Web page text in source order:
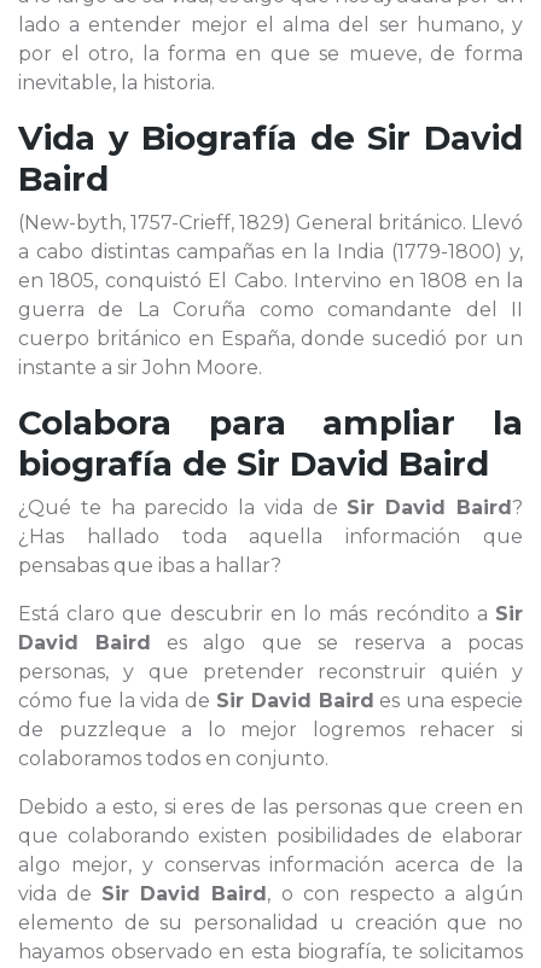
lado a entender mejor el alma del ser humano, y
por el otro, la forma en que se mueve, de forma
inevitable, la historia.
Vida y Biografía deSir David
Baird
(New-byth, 1757-Crieff, 1829) General británico. Llevó
a cabo distintas campañas en la India (1779-1800) y,
en 1805, conquistó El Cabo. Intervino en 1808 en la
guerra de La Coruña como comandante del II
cuerpo británico en España, donde sucedió por un
instante a sir John Moore.
Colabora para ampliar la
biografía de Sir David Baird
¿Qué te ha parecido la vida de Sir David Baird?
¿Has hallado toda aquella información que
pensabas que ibas a hallar?
Está claro que descubrir en lo más recóndito a Sir
David Baird es algo que se reserva a pocas
personas, y que pretender reconstruir quién y
cómo fue la vida de Sir David Baird es una especie
de puzzleque a lo mejor logremos rehacer si
colaboramos todos en conjunto.
Debido a esto, si eres de las personas que creen en
que colaborando existen posibilidades de elaborar
algo mejor, y conservas información acerca de la
vida de Sir David Baird, o con respecto a algún
elemento de su personalidad u creación que no
hayamos observado en esta biografía, te solicitamos